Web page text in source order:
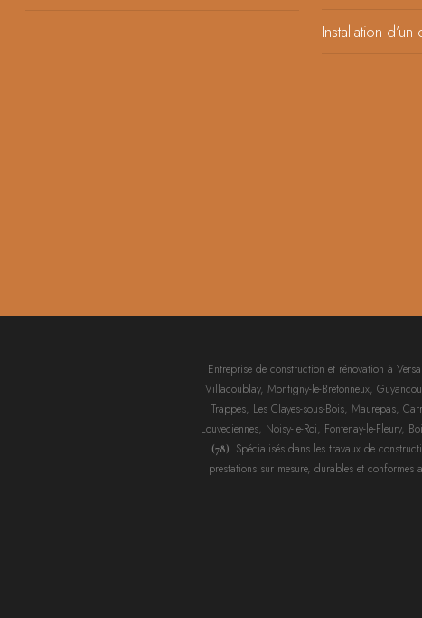
Installation
Entreprise de construction et rénovation à
Villacoublay, Montigny-le-Bretonneux,
Trappes, Les Clayes-sous-Bois, Maurepas,
Louveciennes, Noisy-le-Roi, Fontenay-le-Fleury,
(78). Spécialisés dans les travaux de
prestations sur mesure, durables et